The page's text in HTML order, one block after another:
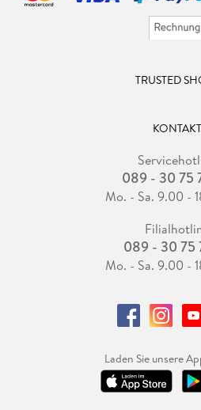
TRUSTED
KONTAKT
089 - 30 75
Mo. - Sa. 9.00 -
089 - 30 75
Mo. - Sa. 9.00 -
Laden Sie unsere